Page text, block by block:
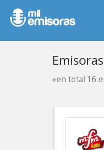
»en total 16